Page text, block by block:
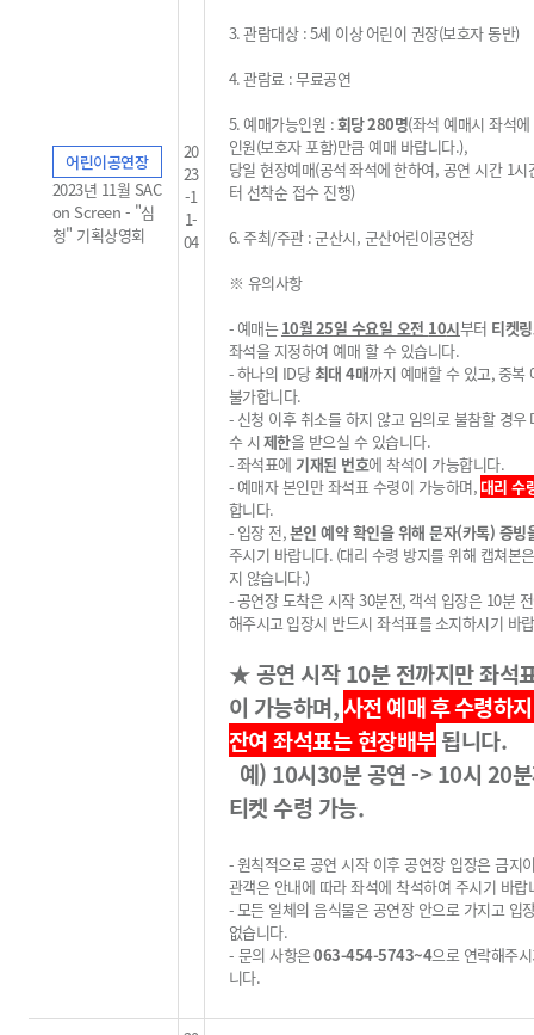
어린이공연장
2023년 11월 SAC
on Screen - "심
청" 기획상영회
20
23
-1
1-
04
3.관람대상 : 5세 이상어린이 권장(보호자 동반)
4.관람료 :무료공연
5. 예매가능인원 :회당280명(좌석 예매시 좌석
인원(보호자 포함)만큼 예매 바랍니다.),
당일 현장예매(공석좌석에한하여, 공연 시간 1시
터 선착순 접수 진행)
6.주최/주관 :군산시, 군산어린이공연장
※ 유의사항
- 예매는10월 25일 수요일 오전 10시부터 티켓
좌석을 지정하여 예매 할 수 있습니다.
-하나의 ID당최대 4매까지 예매할 수 있고,중복
불가합니다.
- 신청 이후 취소를 하지 않고 임의로 불참할 경우
수 시제한을 받으실 수 있습니다.
-좌석표에기재된 번호에 착석이 가능합니다.
- 예매자 본인만 좌석표 수령이 가능하며,대리 수
합니다.
- 입장 전,본인 예약 확인을 위해 문자(카톡) 증빙
주시기 바랍니다. (대리 수령 방지를 위해 캡쳐본
지 않습니다.)
-공연장 도착은 시작30분전, 객석 입장은 10분
해주시고입장시 반드시 좌석표를소지하시기 바
★공연 시작10분 전까지만 좌석
이 가능하며,사전 예매 후수령하
잔여 좌석표는 현장배부됩니다.
예) 10시30분 공연 -> 10시 20
티켓 수령 가능.
-원칙적으로 공연 시작 이후 공연장 입장은 금지
관객은 안내에 따라 좌석에 착석하여 주시기 바랍
-모든 일체의 음식물은 공연장 안으로 가지고 입
없습니다.
- 문의 사항은063-454-5743~4으로 연락해주
니다.